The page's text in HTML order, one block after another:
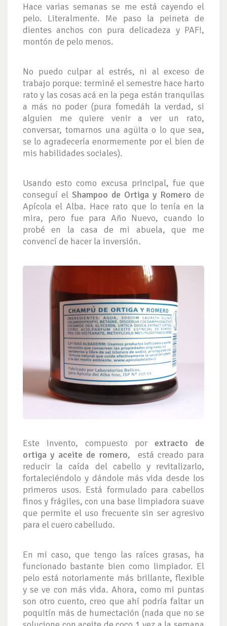
Hace varias semanas se me está cayendo el
pelo. Literalmente. Me paso la peineta de
dientes anchos con pura delicadeza y PAF!,
montón de pelo menos.
No puedo culpar al estrés, ni al exceso de
trabajo porque: terminé el semestre hace harto
rato y las cosas acá en la pega están tranquilas
a más no poder (pura fomedáh la verdad, si
alguien me quiere venir a ver un rato,
conversar, tomarnos una agüita o lo que sea,
se lo agradecería enormemente por el bien de
mis habilidades sociales).
Usando esto como excusa principal, fue que
conseguí el Shampoo de Ortiga y Romero de
Apícola el Alba. Hace rato que lo tenía en la
mira, pero fue para Año Nuevo, cuando lo
probé en la casa de mi abuela, que me
convencí de hacer la inversión.
Este invento, compuesto por extracto de
ortiga y aceite de romero, está creado para
reducir la caída del cabello y revitalizarlo,
fortaleciéndolo y dándole más vida desde los
primeros usos. Está formulado para cabellos
finos y frágiles, con una base limpiadora suave
que permite el uso frecuente sin ser agresivo
para el cuero cabelludo.
En mi caso, que tengo las raíces grasas, ha
funcionado bastante bien como limpiador. El
pelo está notoriamente más brillante, flexible
y se ve con más vida. Ahora, como mi puntas
son otro cuento, creo que ahí podría faltar un
poquitín más de humectación (nada que no se